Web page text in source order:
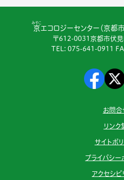
京
みやこ
エコロジーセンター（京都
〒612-0031京都市伏
TEL: 075-641-0911
お問合
リンク
サイトポ
プライバシー
アクセシビ